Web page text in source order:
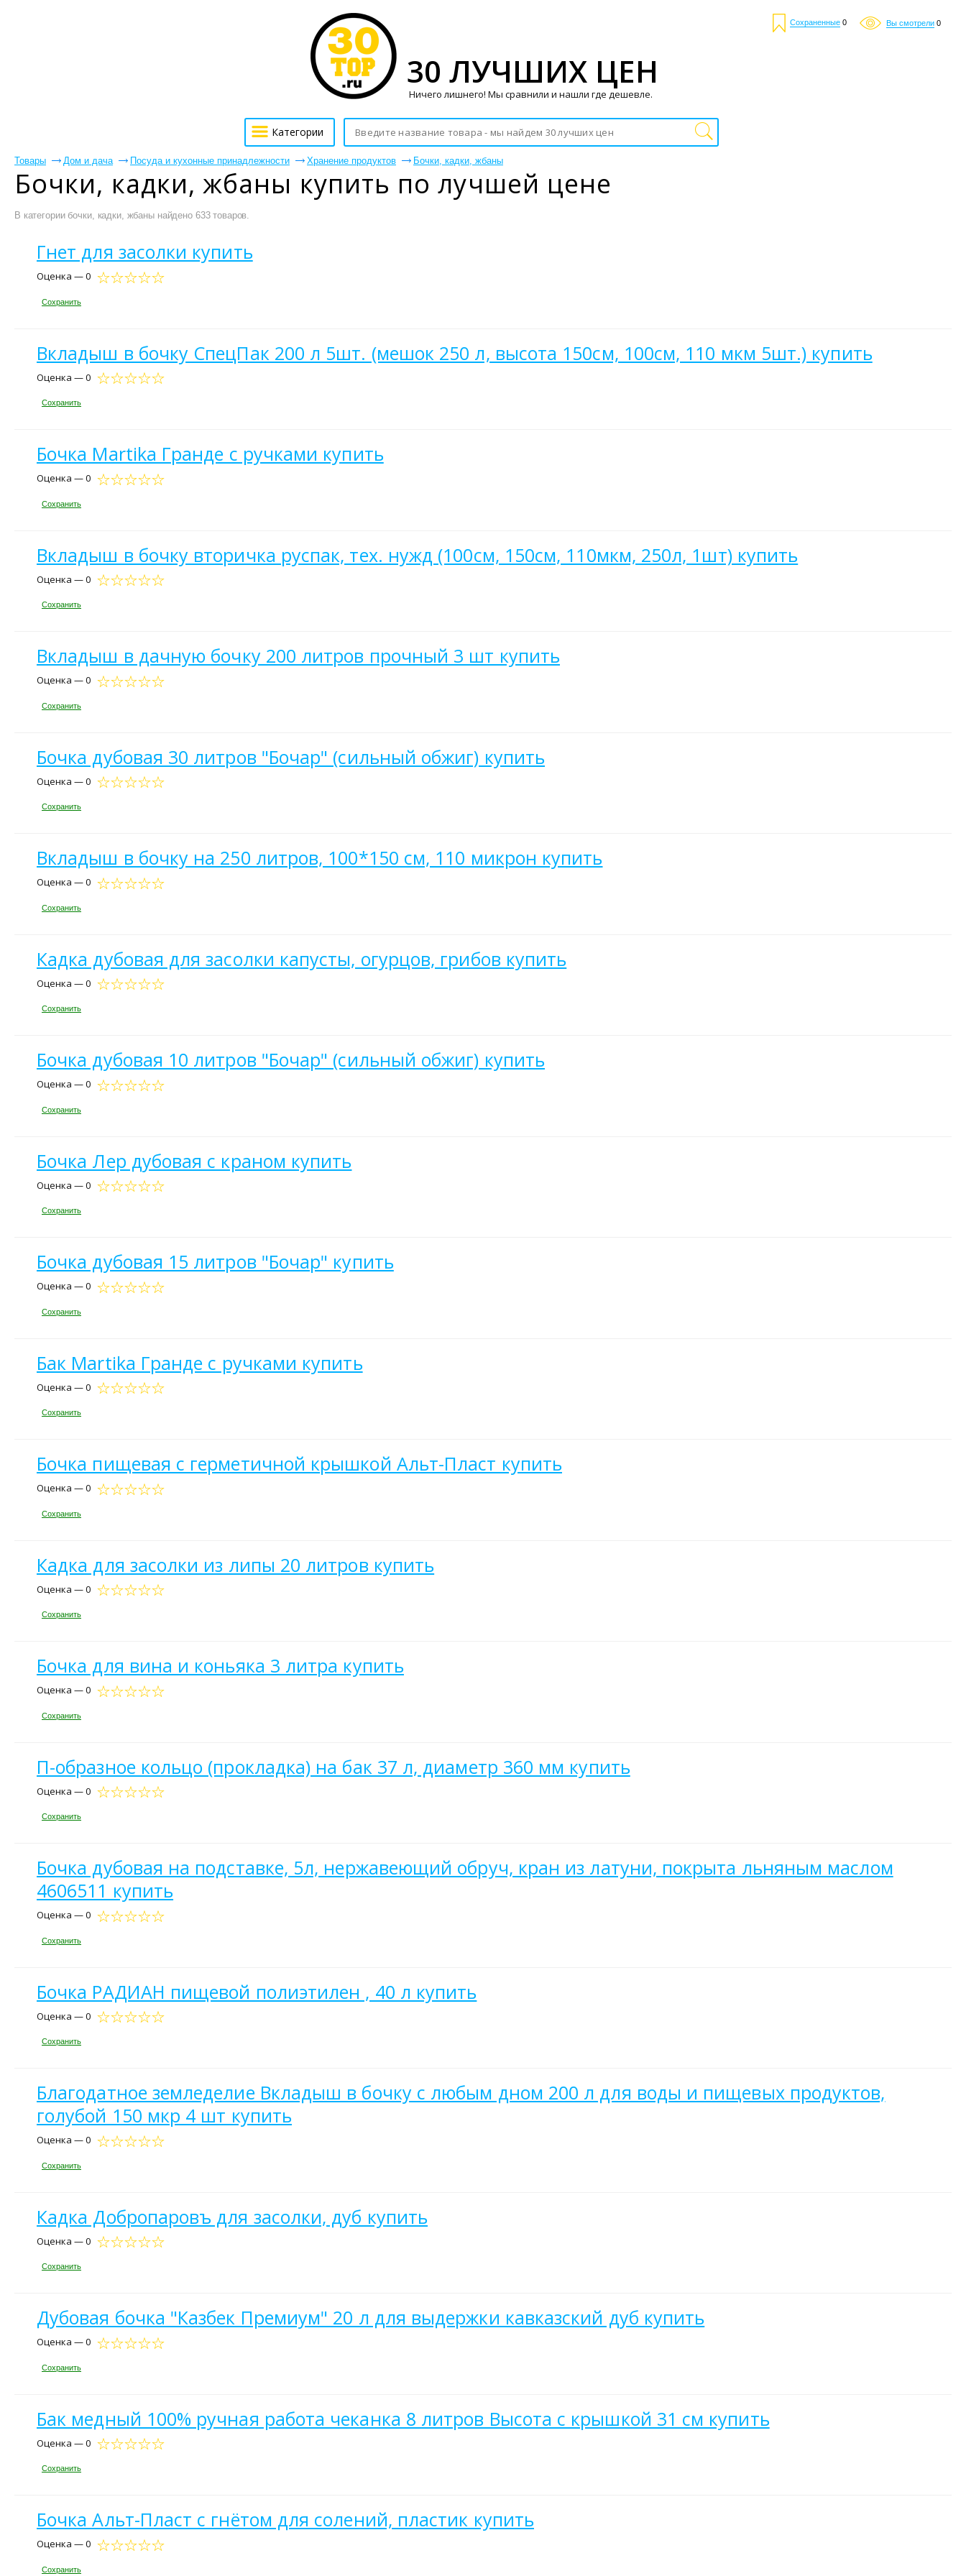
Сохраненные 0 Вы смотрели 0
Товары Дом и дача Посуда и кухонные принадлежности Хранение продуктов Бочки, кадки, жбаны
Бочки, кадки, жбаны купить по лучшей цене
В категории бочки, кадки, жбаны найдено 633 товаров.
Гнет для засолки купить
Оценка — 0
Сохранить
Вкладыш в бочку СпецПак 200 л 5шт. (мешок 250 л, высота 150см, 100см, 110 мкм 5шт.) купить
Оценка — 0
Сохранить
Бочка Martika Гранде с ручками купить
Оценка — 0
Сохранить
Вкладыш в бочку вторичка руспак, тех. нужд (100см, 150см, 110мкм, 250л, 1шт) купить
Оценка — 0
Сохранить
Вкладыш в дачную бочку 200 литров прочный 3 шт купить
Оценка — 0
Сохранить
Бочка дубовая 30 литров "Бочар" (сильный обжиг) купить
Оценка — 0
Сохранить
Вкладыш в бочку на 250 литров, 100*150 см, 110 микрон купить
Оценка — 0
Сохранить
Кадка дубовая для засолки капусты, огурцов, грибов купить
Оценка — 0
Сохранить
Бочка дубовая 10 литров "Бочар" (сильный обжиг) купить
Оценка — 0
Сохранить
Бочка Лер дубовая с краном купить
Оценка — 0
Сохранить
Бочка дубовая 15 литров "Бочар" купить
Оценка — 0
Сохранить
Бак Martika Гранде с ручками купить
Оценка — 0
Сохранить
Бочка пищевая с герметичной крышкой Альт-Пласт купить
Оценка — 0
Сохранить
Кадка для засолки из липы 20 литров купить
Оценка — 0
Сохранить
Бочка для вина и коньяка 3 литра купить
Оценка — 0
Сохранить
П-образное кольцо (прокладка) на бак 37 л, диаметр 360 мм купить
Оценка — 0
Сохранить
Бочка дубовая на подставке, 5л, нержавеющий обруч, кран из латуни, покрыта льняным маслом
4606511 купить
Оценка — 0
Сохранить
Бочка РАДИАН пищевой полиэтилен , 40 л купить
Оценка — 0
Сохранить
Благодатное земледелие Вкладыш в бочку с любым дном 200 л для воды и пищевых продуктов,
голубой 150 мкр 4 шт купить
Оценка — 0
Сохранить
Кадка Добропаровъ для засолки, дуб купить
Оценка — 0
Сохранить
Дубовая бочка "Казбек Премиум" 20 л для выдержки кавказский дуб купить
Оценка — 0
Сохранить
Бак медный 100% ручная работа чеканка 8 литров Высота с крышкой 31 см купить
Оценка — 0
Сохранить
Бочка Альт-Пласт с гнётом для солений, пластик купить
Оценка — 0
Сохранить
30 ЛУЧШИХ ЦЕН
Ничего лишнего! Мы сравнили и нашли где дешевле.
Категории